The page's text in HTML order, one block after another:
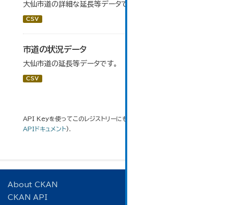
大仙市道の詳細な延長等データです。
CSV
市道の状況データ
大仙市道の延長等データです。
CSV
API Keyを使ってこのレジストリーにもアクセス可能です
APIドキュメント).
About CKAN
CKAN API